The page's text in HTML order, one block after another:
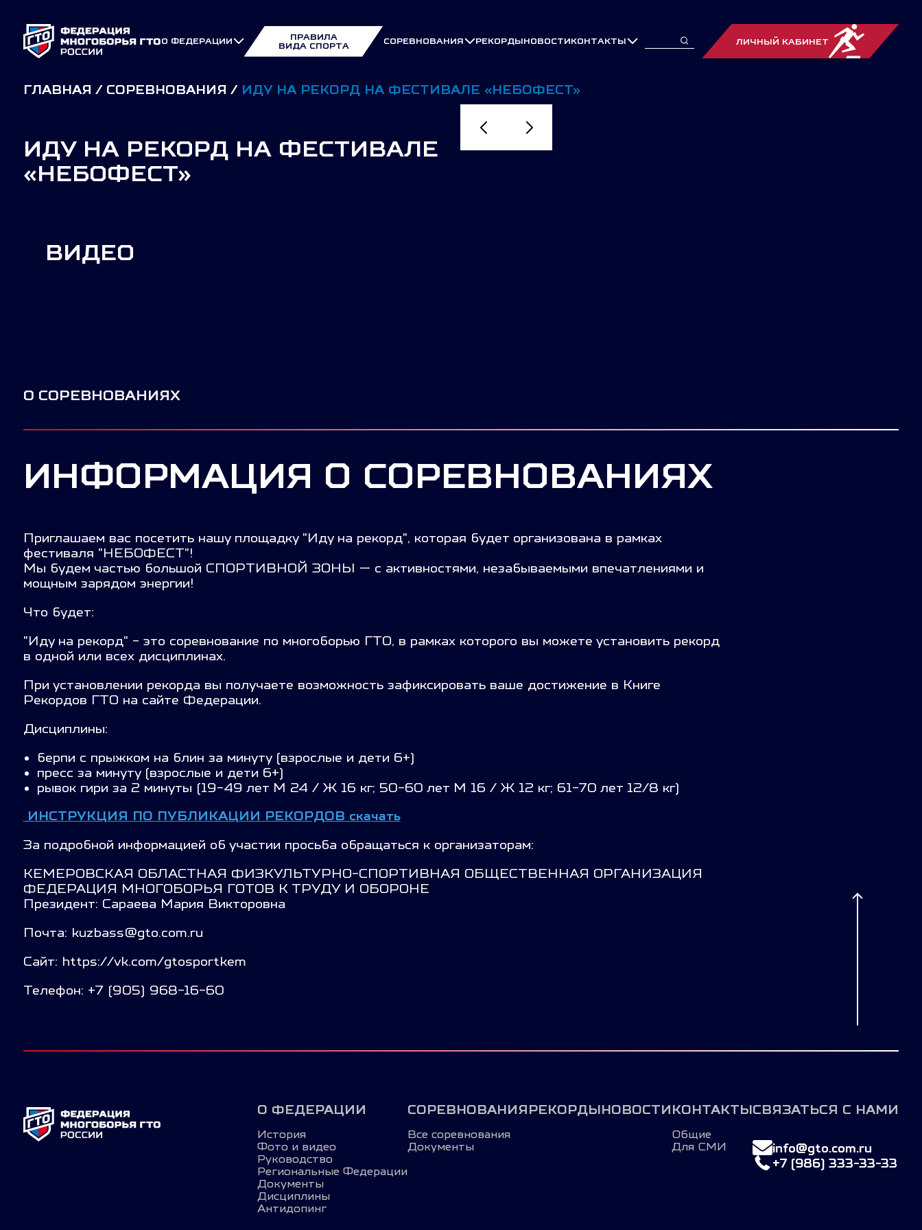
О ФЕДЕРАЦИИ
ПРАВИЛА
ВИДА СПОРТА
СОРЕВНОВАНИЯ РЕКОРДЫНОВОСТИКОНТАКТЫ ЛИЧНЫЙ КАБИНЕТ
ГЛАВНАЯ СОРЕВНОВАНИЯ ИДУ НА РЕКОРД НА ФЕСТИВАЛЕ «НЕБОФЕСТ»
ИДУ НА РЕКОРД НА ФЕСТИВАЛЕ
«НЕБОФЕСТ»
ВИДЕО
О СОРЕВНОВАНИЯХ
ИНФОРМАЦИЯ О СОРЕВНОВАНИЯХ
Приглашаем вас посетить нашу площадку "Иду на рекорд", которая будет организована в рамках
фестиваля "НЕБОФЕСТ"!
Мы будем частью большой СПОРТИВНОЙ ЗОНЫ — с активностями, незабываемыми впечатлениями и
мощным зарядом энергии!
Что будет:
"Иду на рекорд" - это соревнование по многоборью ГТО, в рамках которого вы можете установить рекорд
в одной или всех дисциплинах.
При установлении рекорда вы получаете возможность зафиксировать ваше достижение в Книге
Рекордов ГТО на сайте Федерации.
Дисциплины:
берпи с прыжком на блин за минуту (взрослые и дети 6+)
пресс за минуту (взрослые и дети 6+)
рывок гири за 2 минуты (19-49 лет М 24 / Ж 16 кг; 50-60 лет М 16 / Ж 12 кг; 61-70 лет 12/8 кг)
ИНСТРУКЦИЯ ПО ПУБЛИКАЦИИ РЕКОРДОВ скачать
За подробной информацией об участии просьба обращаться к организаторам:
КЕМЕРОВСКАЯ ОБЛАСТНАЯ ФИЗКУЛЬТУРНО-СПОРТИВНАЯ ОБЩЕСТВЕННАЯ ОРГАНИЗАЦИЯ
ФЕДЕРАЦИЯ МНОГОБОРЬЯ ГОТОВ К ТРУДУ И ОБОРОНЕ
Президент: Сараева Мария Викторовна
Почта: kuzbass@gto.com.ru
Сайт: https://vk.com/gtosportkem
Телефон: +7 (905) 968-16-60
О ФЕДЕРАЦИИ
История
Фото и видео
Руководство
Региональные Федерации
Документы
Дисциплины
Антидопинг
СОРЕВНОВАНИЯ
Все соревнования
Документы
РЕКОРДЫНОВОСТИКОНТАКТЫ
Общие
Для СМИ
СВЯЗАТЬСЯ С НАМИ
info@gto.com.ru
+7 (986) 333-33-33